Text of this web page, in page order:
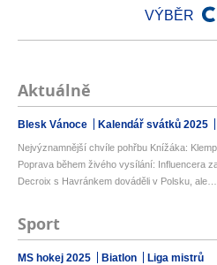
VÝBĚR
Aktuálně
Blesk Vánoce Kalendář svátků 2025
Nejvýznamnější chvíle pohřbu Knížáka:
Poprava během živého vysílání: Influencera
Decroix s Havránkem dováděli v Polsku,
Sport
MS hokej 2025 Biatlon Liga mistrů